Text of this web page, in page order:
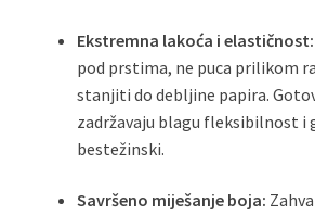
Ekstremna lakoća i elastičnost:
pod prstima, ne puca prilikom
stanjiti do debljine papira.
zadržavaju blagu fleksibilnost i
bestežinski.
Savršeno miješanje boja: